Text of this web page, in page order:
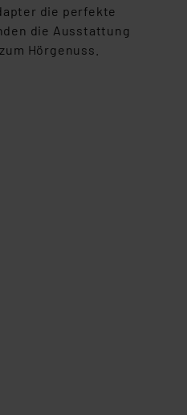
die perfekte
die Ausstattung
Hörgenuss.